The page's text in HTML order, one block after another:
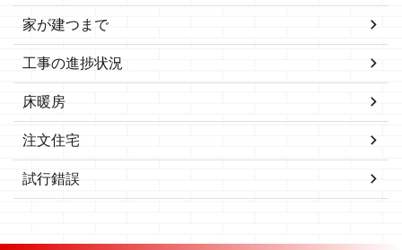
家が建つまで
工事の進捗状況
床暖房
注文住宅
試行錯誤